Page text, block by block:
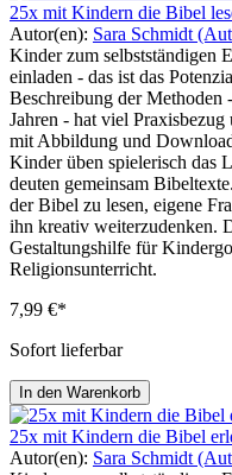
25x mit Kindern die Bibel
Autor(en): Sara Schmidt
Kinder zum selbstständigen
einladen - das ist das
Beschreibung der Methoden
Jahren - hat viel
mit Abbildung und
Kinder üben spielerisch das
deuten gemeinsam
der Bibel zu lesen, eigene
ihn kreativ weiterzudenken.
Gestaltungshilfe für
Religionsunterricht.
7,99 €*
Sofort lieferbar
In den Warenkorb
25x mit Kindern die Bibel
Autor(en): Sara Schmidt